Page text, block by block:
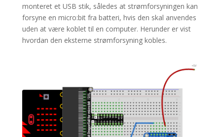
monteret et USB stik, således at strømforsyningen kan
forsyne en micro:bit fra batteri, hvis den skal anvendes
uden at være koblet til en computer. Herunder er vist
hvordan den eksterne strømforsyning kobles.